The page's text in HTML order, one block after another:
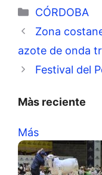
Categorías
CÓRDOBA
Zona
azote de onda
Festival del
Màs reciente
Más